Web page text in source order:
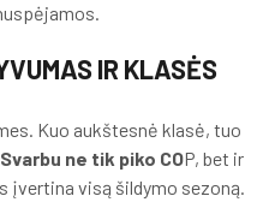
IR KLASĖS
Kuo aukštesnė klasė, tuo
Svarbu ne tik piko COP, bet ir
įvertina visą šildymo sezoną.